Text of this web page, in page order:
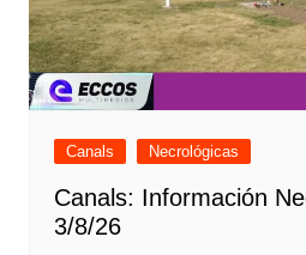
Canals Necrológicas
Canals: Información
3/8/26